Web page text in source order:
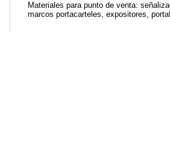
Materiales para punto de venta:
marcos portacarteles, expositores,